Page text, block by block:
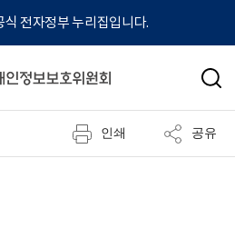
전자정부 누리집입니다.
검
인쇄 공유